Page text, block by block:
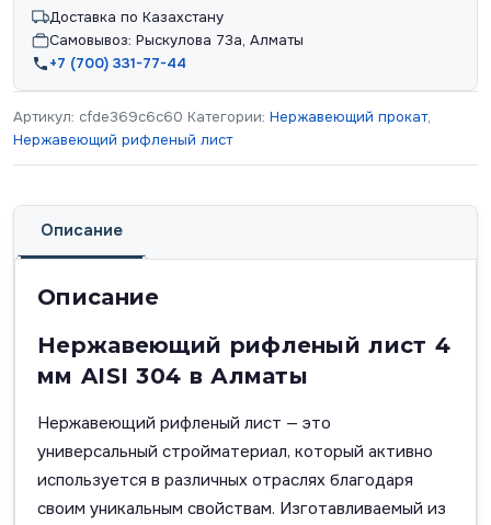
Доставка по Казахстану
Самовывоз: Рыскулова 73а, Алматы
+7 (700) 331-77-44
Артикул: cfde369c6c60 Категории: Нержавеющий прокат,
Нержавеющий рифленый лист
Описание
Описание
Нержавеющий рифленый лист 4
мм AISI 304 в Алматы
Нержавеющий рифленый лист — это
универсальный стройматериал, который активно
используется в различных отраслях благодаря
своим уникальным свойствам. Изготавливаемый из